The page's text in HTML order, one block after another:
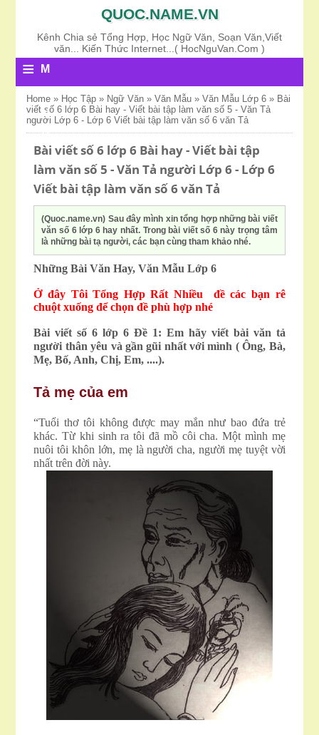
QUOC.NAME.VN
Kênh Chia sẻ Tổng Hợp, Học Ngữ Văn, Soạn Văn,Viết
văn... Kiến Thức Internet...( HocNguVan.Com )
≡
M
N
U
Home » Học Tập » Ngữ Văn »Văn Mẫu »Văn Mẫu Lớp 6 » Bài
viết số 6 lớp 6 Bài hay - Viết bài tập làm văn số 5 - Văn Tả
người Lớp 6 - Lớp 6 Viết bài tập làm văn số 6 văn Tả
Bài viết số 6 lớp 6 Bài hay - Viết bài tập
làm văn số 5 - Văn Tả người Lớp 6 - Lớp 6
Viết bài tập làm văn số 6 văn Tả
(Quoc.name.vn) Sau đây mình xin tổng hợp những bài viết
văn số 6 lớp 6 hay nhất. Trong bài viết số 6 này trọng tâm
là những bài tạ người, các bạn cùng tham khảo nhé.
Những Bài Văn Hay, Văn Mẫu Lớp 6
Ở đây Tôi Tổng Hợp Rất Nhiều đề các bạn rê
chuột xuống để chọn đề phù hợp nhé
Bài viết số 6 lớp 6 Đề 1: Em hãy viết bài văn tả
người thân yêu và gần gũi nhất với mình ( Ông, Bà,
Mẹ, Bố, Anh, Chị, Em, ....).
Tả mẹ của em
“Tuổi thơ tôi không được may mắn như bao đứa trẻ
khác. Từ khi sinh ra tôi đã mồ côi cha. Một mình mẹ
nuôi tôi khôn lớn, mẹ là người cha, người mẹ tuyệt vời
nhất trên đời này.